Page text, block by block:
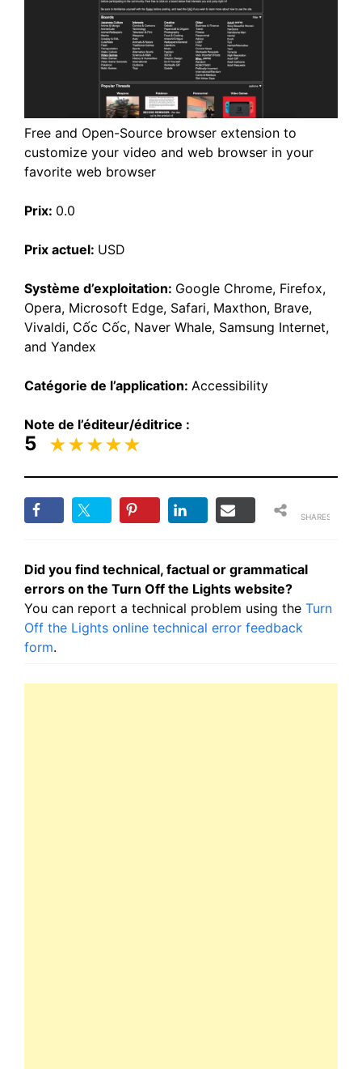
Free and Open-Source browser extension to
customize your video and web browser in your
favorite web browser
Prix: 0.0
Prix actuel: USD
Système d’exploitation: Google Chrome, Firefox,
Opera, Microsoft Edge, Safari, Maxthon, Brave,
Vivaldi, Cốc Cốc, Naver Whale, Samsung Internet,
and Yandex
Catégorie de l’application: Accessibility
Note de l’éditeur/éditrice :
5
SHARES
Did you find technical, factual or grammatical
errors on the Turn Off the Lights website?
You can report a technical problem using the Turn
Off the Lights online technical error feedback
form.